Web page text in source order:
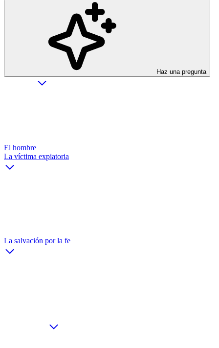
Haz una pregunta
El hombre
La víctima expiatoria
La salvación por la fe